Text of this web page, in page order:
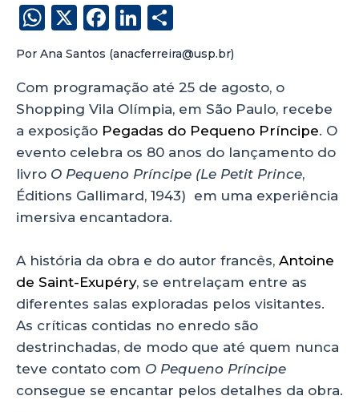
W
h
a
ts
A
p
p
X
F
a
c
e
b
o
o
k
Li
n
k
e
dI
n
h
a
re
Por Ana Santos (anacferreira@usp.br)
Com programação até 25 de agosto, o
Shopping Vila Olímpia, em São Paulo, recebe
a exposição Pegadas do Pequeno Príncipe. O
evento celebra os 80 anos do lançamento do
livro O Pequeno Príncipe (Le Petit Prince,
Éditions Gallimard, 1943) em uma experiência
imersiva encantadora.
A história da obra e do autor francês, Antoine
de Saint-Exupéry, se entrelaçam entre as
diferentes salas exploradas pelos visitantes.
As críticas contidas no enredo são
destrinchadas, de modo que até quem nunca
teve contato com O Pequeno Príncipe
consegue se encantar pelos detalhes da obra.